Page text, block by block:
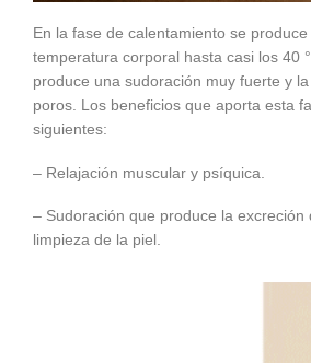
En la fase de calentamiento se
temperatura corporal hasta casi los 40
produce una sudoración muy fuerte y
poros. Los beneficios que aporta esta
siguientes:
– Relajación muscular y psíquica.
– Sudoración que produce la excreción
limpieza de la piel.